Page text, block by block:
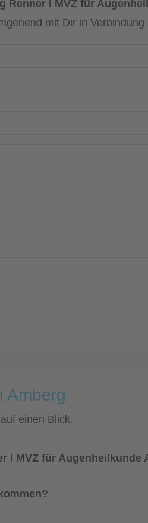
Renner I MVZ für
mit Dir in Verbindung
Amberg
einen Blick.
I MVZ für Augenheilkunde